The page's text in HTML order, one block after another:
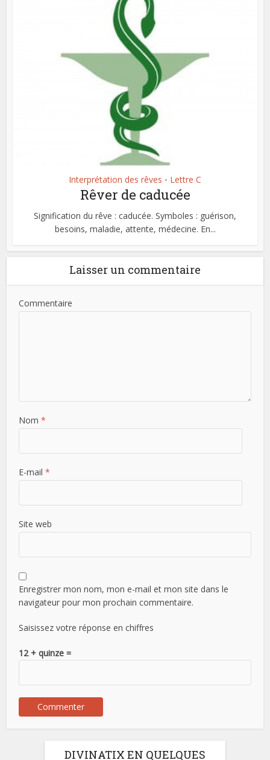
Interprétation des rêves • Lettre C
Rêver de caducée
Signification du rêve : caducée. Symboles : guérison,
besoins, maladie, attente, médecine. En...
Laisser un commentaire
Commentaire
Nom*
E-mail*
Site web
Enregistrer mon nom, mon e-mail et mon site dans le
navigateur pour mon prochain commentaire.
Saisissez votre réponse en chiffres
12 + quinze =
DIVINATIX EN QUELQUES